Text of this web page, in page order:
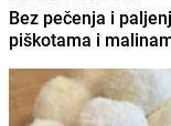
Bez pečenja i
piškotama i